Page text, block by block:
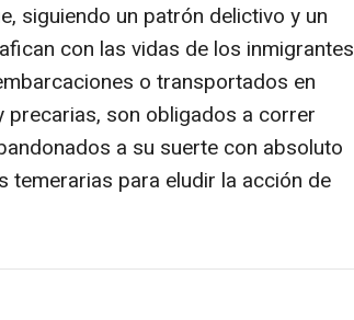
siguiendo un patrón delictivo y un
con las vidas de los inmigrantes
o transportados en
son obligados a correr
a su suerte con absoluto
para eludir la acción de